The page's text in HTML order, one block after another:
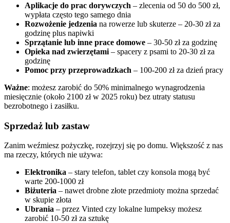
Aplikacje do prac dorywczych – zlecenia od 50 do 500 zł,
wypłata często tego samego dnia
Rozwożenie jedzenia na rowerze lub skuterze – 20-30 zł za
godzinę plus napiwki
Sprzątanie lub inne prace domowe – 30-50 zł za godzinę
Opieka nad zwierzętami – spacery z psami to 20-30 zł za
godzinę
Pomoc przy przeprowadzkach – 100-200 zł za dzień pracy
Ważne: możesz zarobić do 50% minimalnego wynagrodzenia
miesięcznie (około 2100 zł w 2025 roku) bez utraty statusu
bezrobotnego i zasiłku.
Sprzedaż lub zastaw
Zanim weźmiesz pożyczkę, rozejrzyj się po domu. Większość z nas
ma rzeczy, których nie używa:
Elektronika – stary telefon, tablet czy konsola mogą być
warte 200-1000 zł
Biżuteria – nawet drobne złote przedmioty można sprzedać
w skupie złota
Ubrania – przez Vinted czy lokalne lumpeksy możesz
zarobić 10-50 zł za sztukę